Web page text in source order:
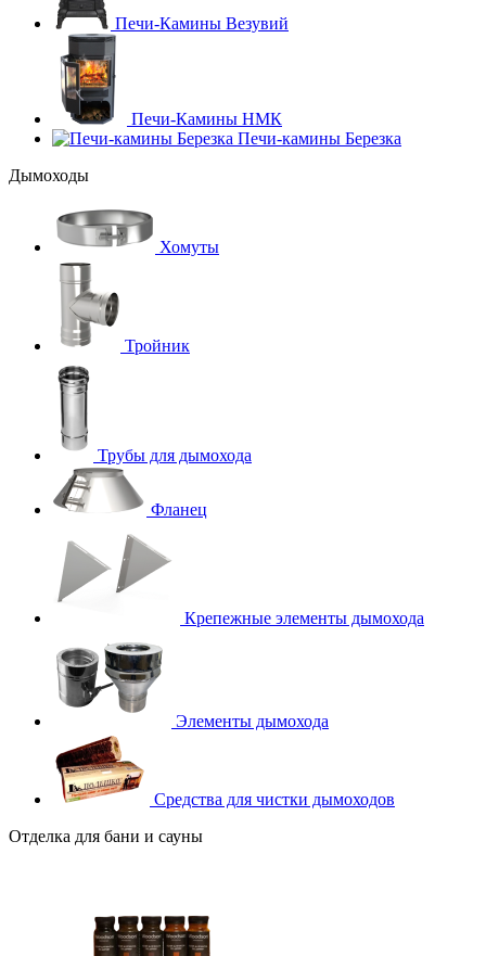
Печи-Камины Везувий
Печи-Камины НМК
Печи-камины Березка
Дымоходы
Хомуты
Тройник
Трубы для дымохода
Фланец
Крепежные элементы дымохода
Элементы дымохода
Средства для чистки дымоходов
Отделка для бани и сауны